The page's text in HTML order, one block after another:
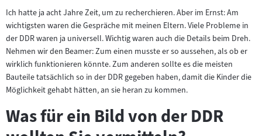
Ich hatte ja acht Jahre Zeit, um zu recherchieren. Aber im Ernst: Am
wichtigsten waren die Gespräche mit meinen Eltern. Viele Probleme in
der DDR waren ja universell. Wichtig waren auch die Details beim Dreh.
Nehmen wir den Beamer: Zum einen musste er so aussehen, als ob er
wirklich funktionieren könnte. Zum anderen sollte es die meisten
Bauteile tatsächlich so in der DDR gegeben haben, damit die Kinder die
Möglichkeit gehabt hätten, an sie heran zu kommen.
Was für ein Bild von der DDR